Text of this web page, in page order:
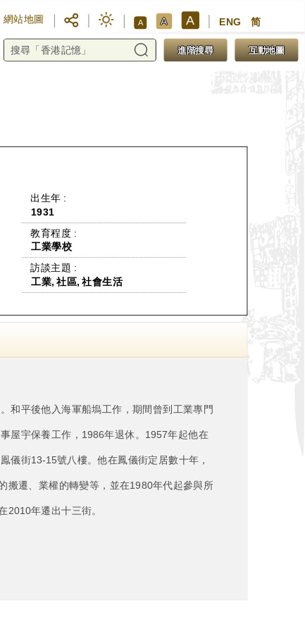
網站地圖 A A A ENG 简
進階搜尋 互動地圖
出生年 :
1931
教育程度 :
工業學校
訪談主題 :
工業, 社區, 社會生活
和平後他入海軍船塢工作，期間曾到工業專門
屋宇保養工作，1986年退休。1957年起他在
儀街13-15號八樓。他在鳳儀街定居數十年，
搬遷、業權的轉變等，並在1980年代起參與所
2010年遷出十三街。